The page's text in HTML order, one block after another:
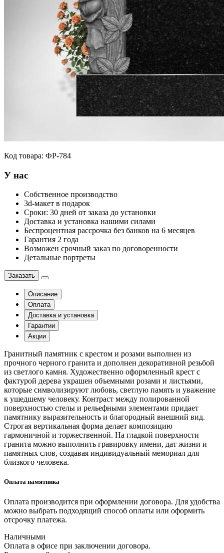
Код товара: ФР-784
У нас
Собственное производство
3d-макет в подарок
Сроки: 30 дней от заказа до установки
Доставка и установка нашими силами
Беспроцентная рассрочка без банков на 6 месяцев
Гарантия 2 года
Возможен срочный заказ по договоренности
Детальные портреты
Заказать
Описание
Оплата
Доставка и установка
Гарантии
Акции
Гранитный памятник с крестом и розами выполнен из
прочного черного гранита и дополнен декоративной резьбой
из светлого камня. Художественно оформленный крест с
фактурой дерева украшен объемными розами и листьями,
которые символизируют любовь, светлую память и уважение
к ушедшему человеку. Контраст между полированной
поверхностью стелы и рельефными элементами придает
памятнику выразительность и благородный внешний вид.
Строгая вертикальная форма делает композицию
гармоничной и торжественной. На гладкой поверхности
гранита можно выполнить гравировку имени, дат жизни и
памятных слов, создавая индивидуальный мемориал для
близкого человека.
Оплата памятника
Оплата производится при оформлении договора. Для удобства
можно выбрать подходящий способ оплаты или оформить
отсрочку платежа.
Наличными
Оплата в офисе при заключении договора.